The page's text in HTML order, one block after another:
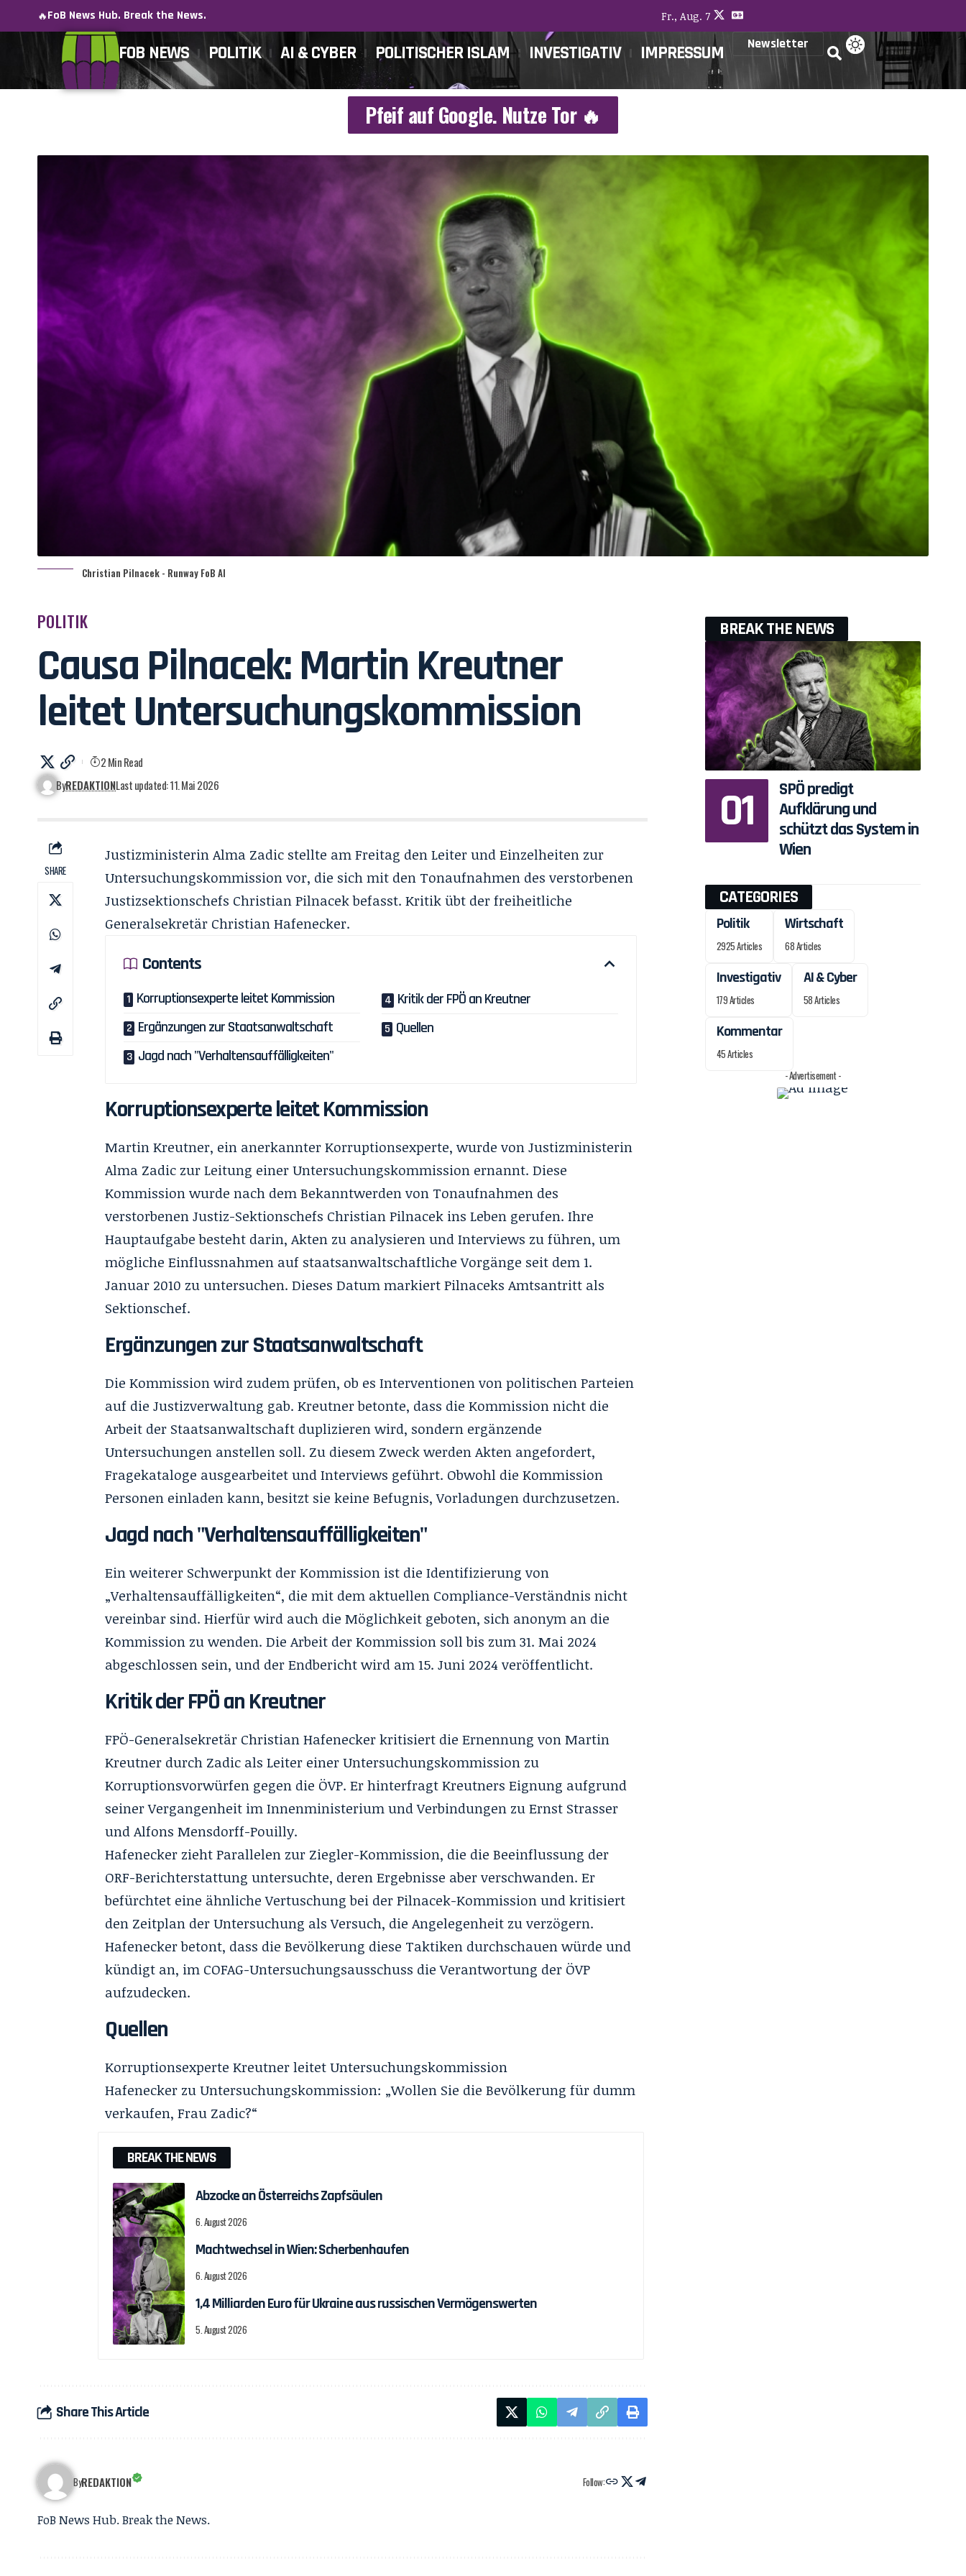
🔥FoB News Hub. Break the News. Fr., Aug. 7
FOB NEWS POLITIK AI & CYBER POLITISCHER ISLAM INVESTIGATIV IMPRESSUM Newsletter
Pfeif auf Google. Nutze Tor 🔥
Christian Pilnacek - Runway FoB AI
POLITIK
Causa Pilnacek: Martin Kreutner
leitet Untersuchungskommission
ByREDAKTIONLast updated: 11. Mai 2026
2 Min Read
SHARE
Justizministerin Alma Zadic stellte am Freitag den Leiter und Einzelheiten zur
Untersuchungskommission vor, die sich mit den Tonaufnahmen des verstorbenen
Justizsektionschefs Christian Pilnacekbefasst. Kritik übt der freiheitliche
Generalsekretär Christian Hafenecker.
Contents
Korruptionsexperte leitet Kommission
Ergänzungen zur Staatsanwaltschaft
Jagd nach "Verhaltensauffälligkeiten"
Kritik der FPÖ an Kreutner
Quellen
Korruptionsexperte leitet Kommission
Martin Kreutner, ein anerkannter Korruptionsexperte, wurde von Justizministerin
Alma Zadic zur Leitung einer Untersuchungskommission ernannt. Diese
Kommission wurde nach dem Bekanntwerden von Tonaufnahmen des
verstorbenen Justiz-Sektionschefs Christian Pilnacek ins Leben gerufen. Ihre
Hauptaufgabe besteht darin, Akten zu analysieren und Interviews zu führen, um
mögliche Einflussnahmen auf staatsanwaltschaftliche Vorgänge seit dem 1.
Januar 2010 zu untersuchen. Dieses Datum markiert Pilnaceks Amtsantritt als
Sektionschef.
Ergänzungen zur Staatsanwaltschaft
Die Kommission wird zudem prüfen, ob es Interventionen von politischen Parteien
auf die Justizverwaltung gab. Kreutner betonte, dass die Kommission nicht die
Arbeit der Staatsanwaltschaft duplizieren wird, sondern ergänzende
Untersuchungen anstellen soll. Zu diesem Zweck werden Akten angefordert,
Fragekataloge ausgearbeitet und Interviews geführt. Obwohl die Kommission
Personen einladen kann, besitzt sie keine Befugnis, Vorladungen durchzusetzen.
Jagd nach "Verhaltensauffälligkeiten"
Ein weiterer Schwerpunkt der Kommission ist die Identifizierung von
„Verhaltensauffälligkeiten“, die mit dem aktuellen Compliance-Verständnis nicht
vereinbar sind. Hierfür wird auch die Möglichkeit geboten, sich anonym an die
Kommission zu wenden. Die Arbeit der Kommission soll bis zum 31. Mai 2024
abgeschlossen sein, und der Endbericht wird am 15. Juni 2024 veröffentlicht.
Kritik der FPÖ an Kreutner
FPÖ-Generalsekretär Christian Hafenecker kritisiert die Ernennung von Martin
Kreutner durch Zadic als Leiter einer Untersuchungskommission zu
Korruptionsvorwürfen gegen die ÖVP. Er hinterfragt Kreutners Eignung aufgrund
seiner Vergangenheit im Innenministerium und Verbindungen zu Ernst Strasser
und Alfons Mensdorff-Pouilly.
Hafenecker zieht Parallelen zur Ziegler-Kommission, die die Beeinflussung der
ORF-Berichterstattung untersuchte, deren Ergebnisse aber verschwanden. Er
befürchtet eine ähnliche Vertuschung bei der Pilnacek-Kommission und kritisiert
den Zeitplan der Untersuchung als Versuch, die Angelegenheit zu verzögern.
Hafenecker betont, dass die Bevölkerung diese Taktiken durchschauen würde und
kündigt an, im COFAG-Untersuchungsausschuss die Verantwortung der ÖVP
aufzudecken.
Quellen
Korruptionsexperte Kreutner leitet Untersuchungskommission
Hafenecker zu Untersuchungskommission: „Wollen Sie die Bevölkerung für dumm
verkaufen, Frau Zadic?“
BREAK THE NEWS
Abzocke an Österreichs Zapfsäulen
6. August 2026
Machtwechsel in Wien: Scherbenhaufen
6. August 2026
1,4 Milliarden Euro für Ukraine aus russischen Vermögenswerten
5. August 2026
Share This Article
ByREDAKTION Follow:
FoB News Hub. Break the News.
BREAK THE NEWS
SPÖ predigt
Aufklärung und
schützt das System in
Wien
CATEGORIES
Politik
2925 Articles
Wirtschaft
68 Articles
Investigativ
179 Articles
AI & Cyber
58 Articles
Kommentar
45 Articles
- Advertisement -